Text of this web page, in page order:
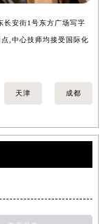
长安街1号东方广场写字
,中心技师均接受国际化
天津 成都